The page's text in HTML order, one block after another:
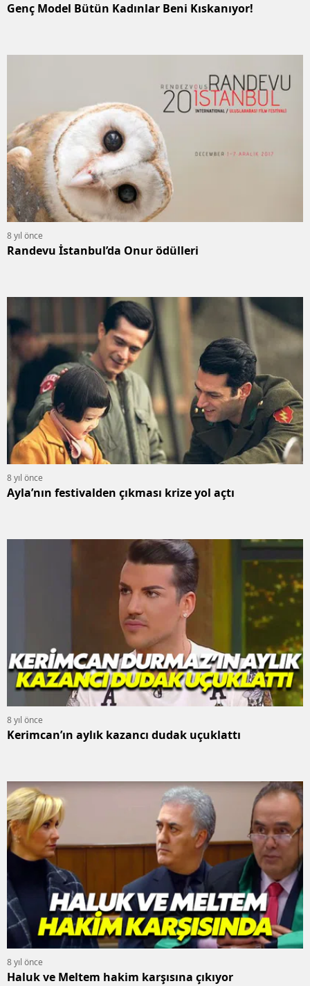
Genç Model Bütün Kadınlar Beni Kıskanıyor!
8 yıl önce
Randevu İstanbul’da Onur ödülleri
8 yıl önce
Ayla’nın festivalden çıkması krize yol açtı
8 yıl önce
Kerimcan’ın aylık kazancı dudak uçuklattı
8 yıl önce
Haluk ve Meltem hakim karşısına çıkıyor